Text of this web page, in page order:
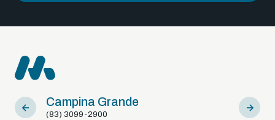
Campina Grande
(83) 3099-2900
Sousa
(83)